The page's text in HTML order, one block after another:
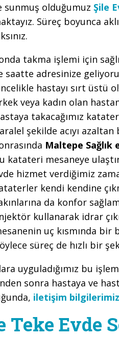
sunmuş olduğumuz Şile
Süreç boyunca
takma işlemi için
saatte adresinize
hastayı sırt üstü
veya kadın olan
takacağımız
şekilde acıyı
Maltepe Sağlık
katateri mesaneye
hizmet verdiğimiz
kendi kendine
da konfor
kullanarak idrar
uç kısmında bir
süreç de hızlı bir
uyguladığımız bu
sonra hastaya ve
iletişim bilgilerimiz
Teke Evde